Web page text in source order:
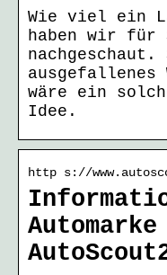
Wie viel ein
haben wir für
nachgeschaut.
ausgefallenes
wäre ein
Idee.
http s://